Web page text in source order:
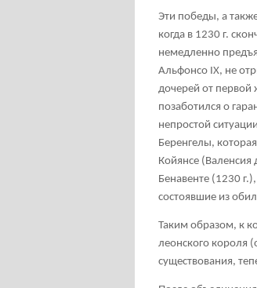
Эти победы, а
когда в 1230 г.
немедленно
Альфонсо IX, не
дочерей от первой
позаботился о
непростой
Беренгелы,
Койянсе
Бенавенте (1230
состоявшие из
Таким образом, к
леонского короля
существования,